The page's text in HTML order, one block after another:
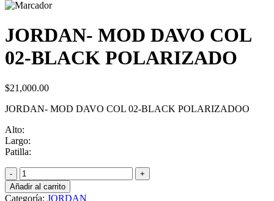
JORDAN- MOD DAVO COL
02-BLACK POLARIZADO
$21,000.00
JORDAN- MOD DAVO COL 02-BLACK POLARIZADOO
Alto:
Largo:
Patilla:
JORDAN-
MOD
DAVO
Añadir al carrito
Categoría: JORDAN